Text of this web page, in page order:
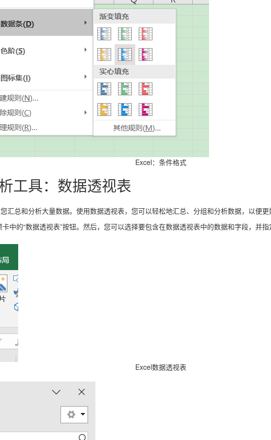
Excel：条件格式
工具：数据透视表
汇总和分析大量数据。使用数据透视表，您可以轻松地汇总、分组和分析数据，以便
中的“数据透视表”按钮。然后，您可以选择要包含在数据透视表中的数据和字段，并指
Excel数据透视表